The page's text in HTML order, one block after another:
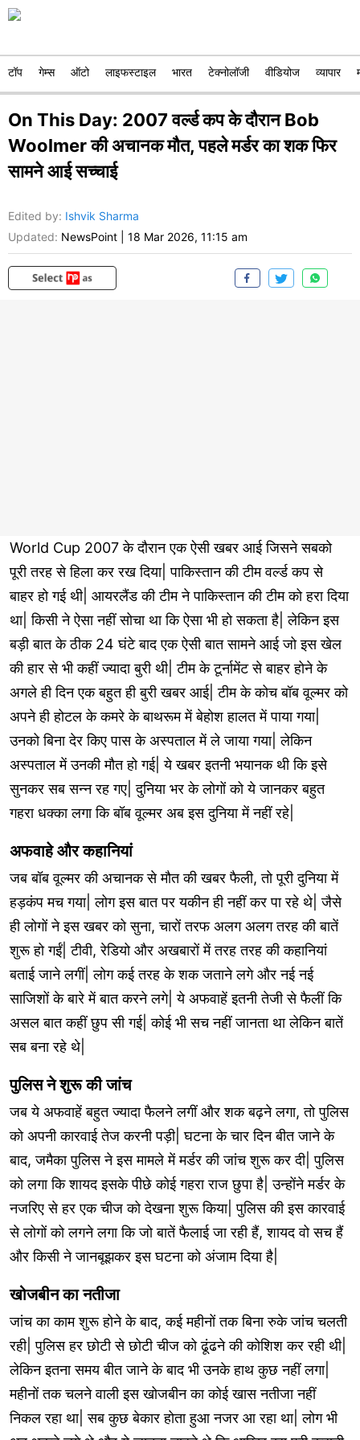
टॉप गेम्स ऑटो लाइफस्टाइल भारत टेक्नोलॉजी वीडियोज व्यापार
On This Day: 2007 वर्ल्ड कप के दौरान Bob
Woolmer की अचानक मौत, पहले मर्डर का शक फिर
सामने आई सच्चाई
Edited by: Ishvik Sharma
Updated: NewsPoint 18 Mar 2026, 11:15 am
World Cup 2007 के दौरान एक ऐसी खबर आई जिसने सबको
पूरी तरह से हिला कर रख दिया| पाकिस्तान की टीम वर्ल्ड कप से
बाहर हो गई थी| आयरलैंड की टीम ने पाकिस्तान की टीम को हरा दिया
था| किसी ने ऐसा नहीं सोचा था कि ऐसा भी हो सकता है| लेकिन इस
बड़ी बात के ठीक 24 घंटे बाद एक ऐसी बात सामने आई जो इस खेल
की हार से भी कहीं ज्यादा बुरी थी| टीम के टूर्नामेंट से बाहर होने के
अगले ही दिन एक बहुत ही बुरी खबर आई| टीम के कोच बॉब वूल्मर को
अपने ही होटल के कमरे के बाथरूम में बेहोश हालत में पाया गया|
उनको बिना देर किए पास के अस्पताल में ले जाया गया| लेकिन
अस्पताल में उनकी मौत हो गई| ये खबर इतनी भयानक थी कि इसे
सुनकर सब सन्न रह गए| दुनिया भर के लोगों को ये जानकर बहुत
गहरा धक्का लगा कि बॉब वूल्मर अब इस दुनिया में नहीं रहे|
अफवाहे और कहानियां
जब बॉब वूल्मर की अचानक से मौत की खबर फैली, तो पूरी दुनिया में
हड़कंप मच गया| लोग इस बात पर यकीन ही नहीं कर पा रहे थे| जैसे
ही लोगों ने इस खबर को सुना, चारों तरफ अलग अलग तरह की बातें
शुरू हो गईं| टीवी, रेडियो और अखबारों में तरह तरह की कहानियां
बताई जाने लगीं| लोग कई तरह के शक जताने लगे और नई नई
साजिशों के बारे में बात करने लगे| ये अफवाहें इतनी तेजी से फैलीं कि
असल बात कहीं छुप सी गई| कोई भी सच नहीं जानता था लेकिन बातें
सब बना रहे थे|
पुलिस ने शुरू की जांच
जब ये अफवाहें बहुत ज्यादा फैलने लगीं और शक बढ़ने लगा, तो पुलिस
को अपनी कारवाई तेज करनी पड़ी| घटना के चार दिन बीत जाने के
बाद, जमैका पुलिस ने इस मामले में मर्डर की जांच शुरू कर दी| पुलिस
को लगा कि शायद इसके पीछे कोई गहरा राज छुपा है| उन्होंने मर्डर के
नजरिए से हर एक चीज को देखना शुरू किया| पुलिस की इस कारवाई
से लोगों को लगने लगा कि जो बातें फैलाई जा रही हैं, शायद वो सच हैं
और किसी ने जानबूझकर इस घटना को अंजाम दिया है|
खोजबीन का नतीजा
जांच का काम शुरू होने के बाद, कई महीनों तक बिना रुके जांच चलती
रही| पुलिस हर छोटी से छोटी चीज को ढूंढने की कोशिश कर रही थी|
लेकिन इतना समय बीत जाने के बाद भी उनके हाथ कुछ नहीं लगा|
महीनों तक चलने वाली इस खोजबीन का कोई खास नतीजा नहीं
निकल रहा था| सब कुछ बेकार होता हुआ नजर आ रहा था| लोग भी